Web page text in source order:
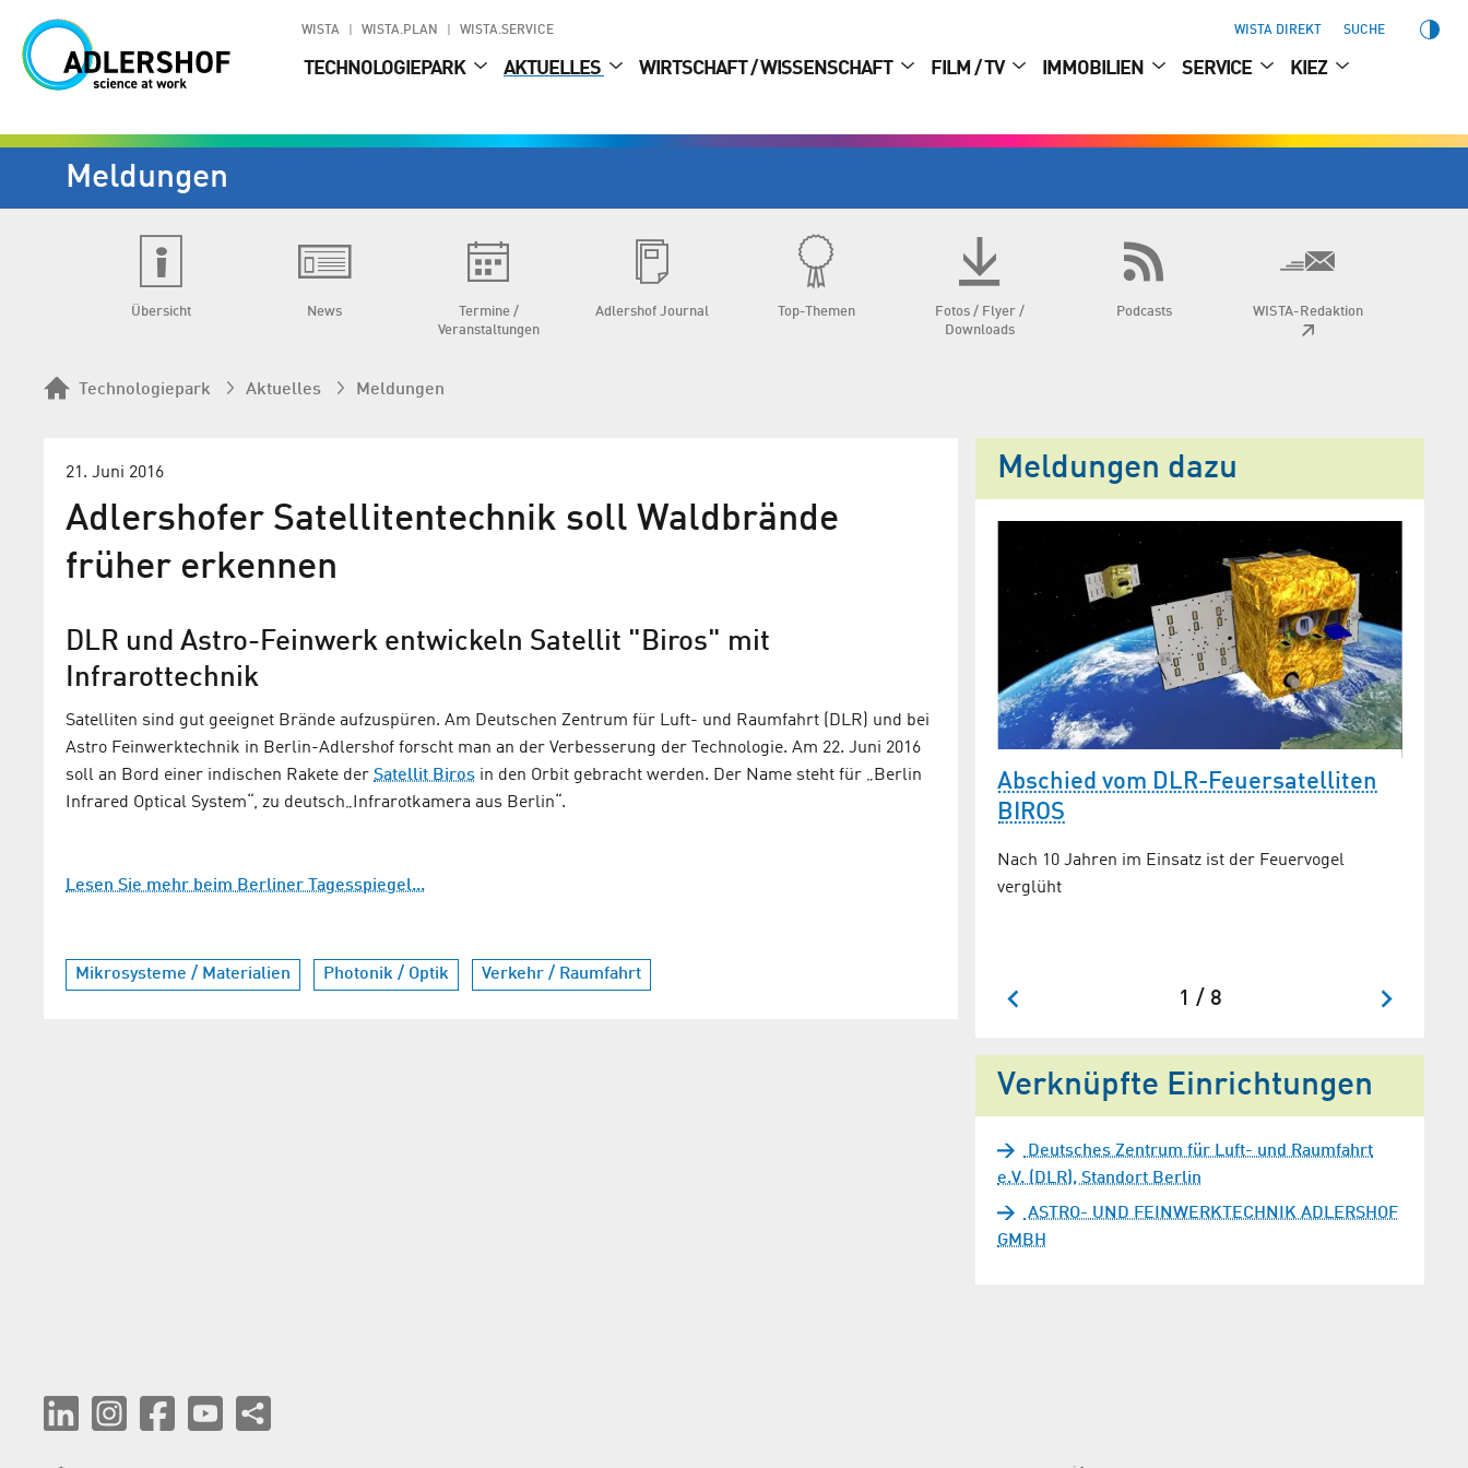
WISTA WISTA.PLAN WISTA.SERVICE WISTA DIREKT SUCHE
TECHNOLOGIEPARK AKTUELLES WIRTSCHAFT / WISSENSCHAFT FILM / TV IMMOBILIEN SERVICE KIEZ
Meldungen
Übersicht News
Termine /
Veranstaltungen
Adlershof Journal Top-Themen
Fotos / Flyer /
Downloads
Podcasts WISTA-Redaktion
Technologiepark Aktuelles Meldungen
21. Juni 2016
Adlershofer Satellitentechnik soll Waldbrände
früher erkennen
DLR und Astro-Feinwerk entwickeln Satellit "Biros" mit
Infrarottechnik
Satelliten sind gut geeignet Brände aufzuspüren. Am Deutschen Zentrum für Luft- und Raumfahrt (DLR) und bei
Astro Feinwerktechnik in Berlin-Adlershof forscht man an der Verbesserung der Technologie. Am 22. Juni 2016
soll an Bord einer indischen Rakete der Satellit Biros in den Orbit gebracht werden. Der Name steht für „Berlin
Infrared Optical System“, zu deutsch„Infrarotkamera aus Berlin“.
Lesen Sie mehr beim Berliner Tagesspiegel...
Mikrosysteme / Materialien Photonik / Optik Verkehr / Raumfahrt
Meldungen dazu
Waschmaschine im Anflug
Kleinsatellit TET-1 ist gestartet
Abschied vom DLR-Feuersatelliten
BIROS
Nach 10 Jahren im Einsatz ist der Feuervogel
verglüht
1 / 8
Verknüpfte Einrichtungen
Deutsches Zentrum für Luft- und Raumfahrt
e.V. (DLR), Standort Berlin
ASTRO- UND FEINWERKTECHNIK ADLERSHOF
GMBH